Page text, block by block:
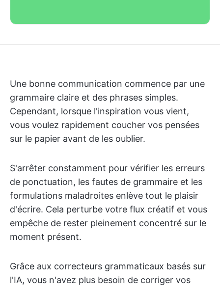
Une bonne communication commence par une
grammaire claire et des phrases simples.
Cependant, lorsque l'inspiration vous vient,
vous voulez rapidement coucher vos pensées
sur le papier avant de les oublier.
S'arrêter constamment pour vérifier les erreurs
de ponctuation, les fautes de grammaire et les
formulations maladroites enlève tout le plaisir
d'écrire. Cela perturbe votre flux créatif et vous
empêche de rester pleinement concentré sur le
moment présent.
Grâce aux correcteurs grammaticaux basés sur
l'IA, vous n'avez plus besoin de corriger vos